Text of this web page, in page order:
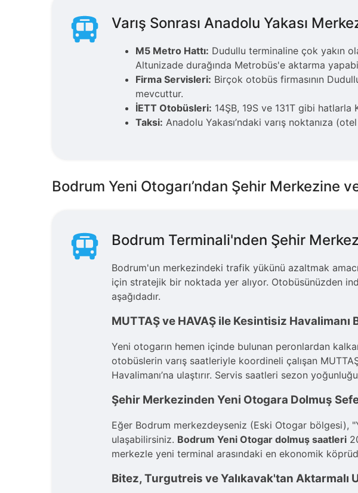
Varış Sonrası Anadolu Yakası
M5 Metro Hattı: Dudullu terminaline çok yakın
Altunizade durağında Metrobüs'e aktarma
Firma Servisleri: Birçok otobüs firmasının
mevcuttur.
İETT Otobüsleri: 14ŞB, 19S ve 131T gibi hatlarla
Taksi: Anadolu Yakası’ndaki varış noktanıza
Bodrum Yeni Otogarı’ndan Şehir Merkezine
Bodrum Terminali'nden Şehir
Bodrum'un merkezindeki trafik yükünü azaltmak
için stratejik bir noktada yer alıyor. Otobüsünüzden
aşağıdadır.
MUTTAŞ ve HAVAŞ ile Kesintisiz Havalimanı
Yeni otogarın hemen içinde bulunan peronlardan
otobüslerin varış saatleriyle koordineli çalışan
Havalimanı’na ulaştırır. Servis saatleri sezon
Şehir Merkezinden Yeni Otogara Dolmuş
Eğer Bodrum merkezdeyseniz (Eski Otogar bölgesi),
ulaşabilirsiniz. Bodrum Yeni Otogar dolmuş saatleri
merkezle yeni terminal arasındaki en ekonomik
Bitez, Turgutreis ve Yalıkavak'tan Aktarmalı